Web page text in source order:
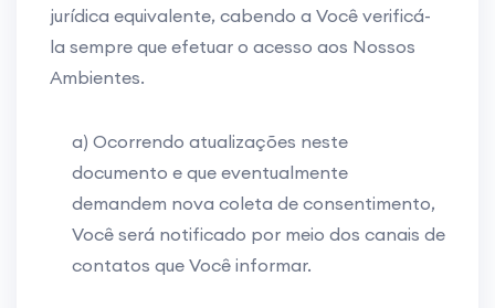
jurídica equivalente, cabendo a Você verificá-
la sempre que efetuar o acesso aos Nossos
Ambientes.
a) Ocorrendo atualizações neste
documento e que eventualmente
demandem nova coleta de consentimento,
Você será notificado por meio dos canais de
contatos que Você informar.